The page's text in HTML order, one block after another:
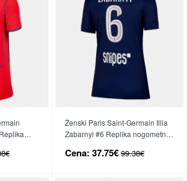
Ženski Paris Saint-Germain Illia
Zabarnyi #6 Replika nogometni
Rokav
Cena: 37.75€ 99.38€